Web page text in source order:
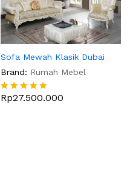
Sofa Mewah Klasik Dubai
Brand: Rumah Mebel
Dinilai
Rp27.500.000